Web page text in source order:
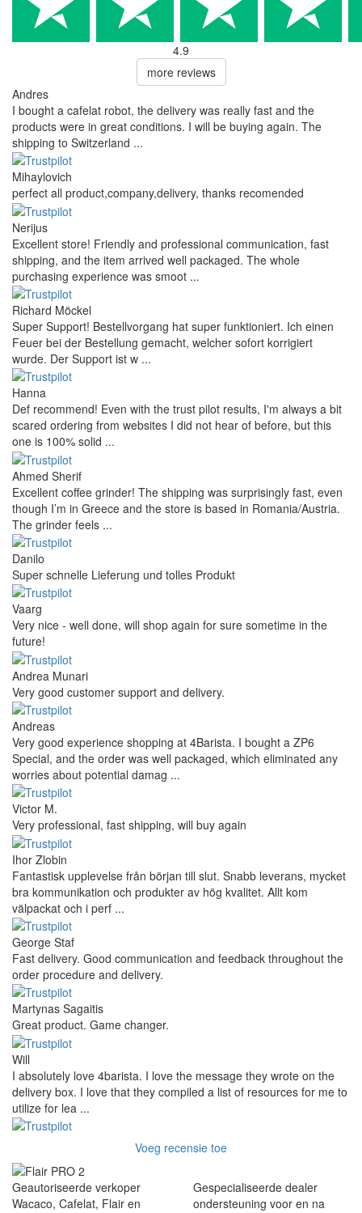
4.9
more reviews
Andres
I bought a cafelat robot, the delivery was really fast and the
products were in great conditions. I will be buying again. The
shipping to Switzerland ...
Mihaylovich
perfect all product,company,delivery, thanks recomended
Nerijus
Excellent store! Friendly and professional communication, fast
shipping, and the item arrived well packaged. The whole
purchasing experience was smoot ...
Richard Möckel
Super Support! Bestellvorgang hat super funktioniert. Ich einen
Feuer bei der Bestellung gemacht, welcher sofort korrigiert
wurde. Der Support ist w ...
Hanna
Def recommend! Even with the trust pilot results, I'm always a bit
scared ordering from websites I did not hear of before, but this
one is 100% solid ...
Ahmed Sherif
Excellent coffee grinder! The shipping was surprisingly fast, even
though I’m in Greece and the store is based in Romania/Austria.
The grinder feels ...
Danilo
Super schnelle Lieferung und tolles Produkt
Vaarg
Very nice - well done, will shop again for sure sometime in the
future!
Andrea Munari
Very good customer support and delivery.
Andreas
Very good experience shopping at 4Barista. I bought a ZP6
Special, and the order was well packaged, which eliminated any
worries about potential damag ...
Victor M.
Very professional, fast shipping, will buy again
Ihor Zlobin
Fantastisk upplevelse från början till slut. Snabb leverans, mycket
bra kommunikation och produkter av hög kvalitet. Allt kom
välpackat och i perf ...
George Staf
Fast delivery. Good communication and feedback throughout the
order procedure and delivery.
Martynas Sagaitis
Great product. Game changer.
Will
I absolutely love 4barista. I love the message they wrote on the
delivery box. I love that they compiled a list of resources for me to
utilize for lea ...
Voeg recensie toe
Geautoriseerde verkoper
Wacaco, Cafelat, Flair en
Gespecialiseerde dealer
ondersteuning voor en na